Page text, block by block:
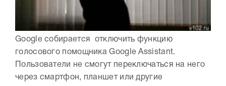
Google собирается отключить функцию
голосового помощника Google Assistant.
Пользователи не смогут переключаться на него
через смартфон, планшет или другие